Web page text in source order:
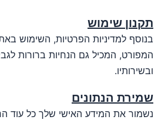
תקנון שימוש
בנוסף למדיניות הפרטיות, השימוש
המפורט, המכיל גם הנחיות ברורות
ובשירותיו.
שמירת הנתונים
נשמור את המידע האישי שלך כל עוד